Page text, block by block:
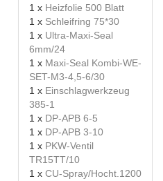
1 x Heizfolie 500 Blatt
1 x Schleifring 75*30
1 x Ultra-Maxi-Seal
6mm/24
1 x Maxi-Seal Kombi-WE-
SET-M3-4,5-6/30
1 x Einschlagwerkzeug
385-1
1 x DP-APB 6-5
1 x DP-APB 3-10
1 x PKW-Ventil
TR15TT/10
1 x CU-Spray/Hocht.1200